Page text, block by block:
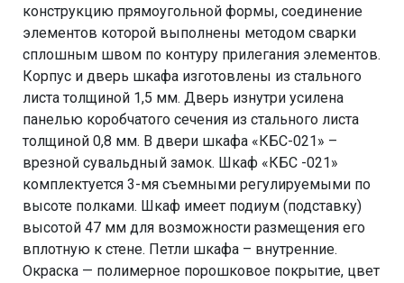
конструкцию прямоугольной формы, соединение
элементов которой выполнены методом сварки
сплошным швом по контуру прилегания элементов.
Корпус и дверь шкафа изготовлены из стального
листа толщиной 1,5 мм. Дверь изнутри усилена
панелью коробчатого сечения из стального листа
толщиной 0,8 мм. В двери шкафа «КБС-021» –
врезной сувальдный замок. Шкаф «КБС -021»
комплектуется 3-мя съемными регулируемыми по
высоте полками. Шкаф имеет подиум (подставку)
высотой 47 мм для возможности размещения его
вплотную к стене. Петли шкафа – внутренние.
Окраска — полимерное порошковое покрытие, цвет